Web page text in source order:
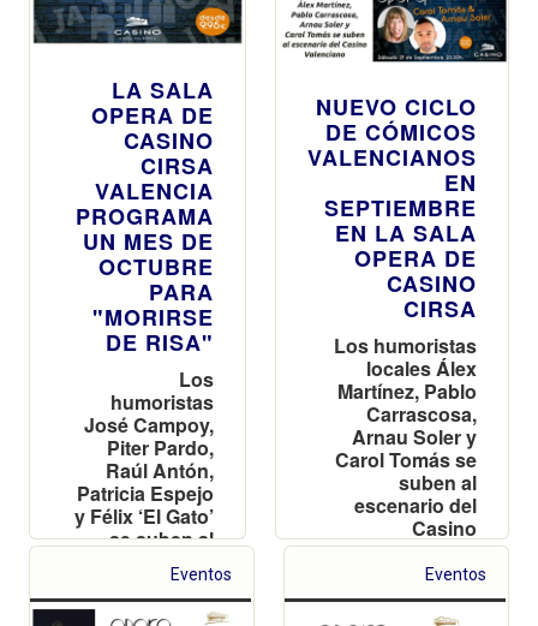
LA SALA
OPERA DE
CASINO
CIRSA
VALENCIA
PROGRAMA
UN MES DE
OCTUBRE
PARA
"MORIRSE
DE RISA"
Los
humoristas
José Campoy,
Piter Pardo,
Raúl Antón,
Patricia Espejo
y Félix ‘El Gato’
se suben al
escenario del
casino
valenciano
NUEVO CICLO
DE CÓMICOS
VALENCIANOS
EN
SEPTIEMBRE
EN LA SALA
OPERA DE
CASINO
CIRSA
Los humoristas
locales Álex
Martínez, Pablo
Carrascosa,
Arnau Soler y
Carol Tomás se
suben al
escenario del
Casino
Valenciano
Eventos Eventos